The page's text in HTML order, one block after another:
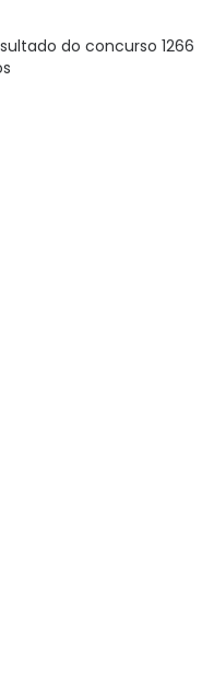
do concurso 1266